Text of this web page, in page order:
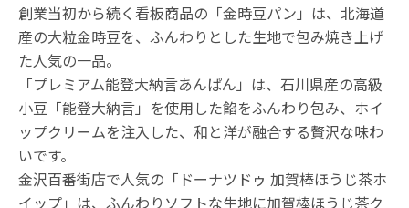
創業当初から続く看板商品の「金時豆パン」は、北海道
産の大粒金時豆を、ふんわりとした生地で包み焼き上げ
た人気の一品。
「プレミアム能登大納言あんぱん」は、石川県産の高級
小豆「能登大納言」を使用した餡をふんわり包み、ホイ
ップクリームを注入した、和と洋が融合する贅沢な味わ
いです。
金沢百番街店で人気の「ドーナツドゥ 加賀棒ほうじ茶ホ
イップ」は、ふんわりソフトな生地に加賀棒ほうじ茶ク